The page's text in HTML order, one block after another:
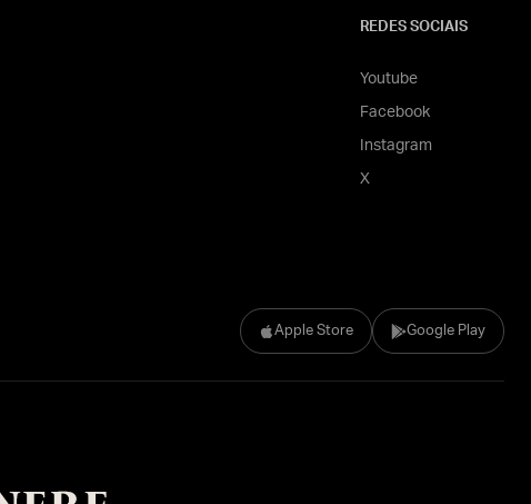
Apple Store Google Play
REDES SOCIAIS
Youtube
Facebook
Instagram
X